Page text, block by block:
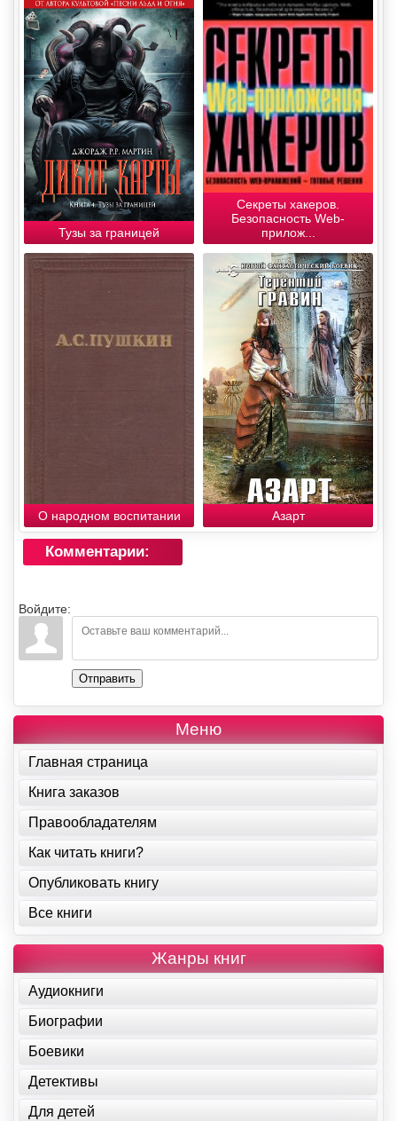
Тузы за границей
Секреты хакеров.
Безопасность Web-
прилож...
О народном воспитании Азарт
Комментарии:
Войдите:
Отправить
Меню
Главная страница
Книга заказов
Правообладателям
Как читать книги?
Опубликовать книгу
Все книги
Жанры книг
Аудиокниги
Биографии
Боевики
Детективы
Для детей